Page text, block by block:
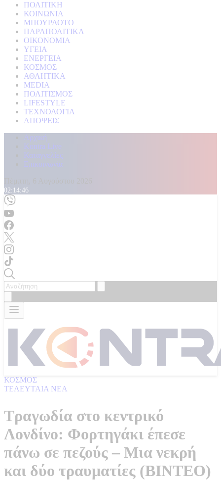
ΠΟΛΙΤΙΚΗ
ΚΟΙΝΩΝΙΑ
ΜΠΟΥΡΛΟΤΟ
ΠΑΡΑΠΟΛΙΤΙΚΑ
ΟΙΚΟΝΟΜΙΑ
ΥΓΕΙΑ
ΕΝΕΡΓΕΙΑ
ΚΟΣΜΟΣ
ΑΘΛΗΤΙΚΑ
MEDIA
ΠΟΛΙΤΙΣΜΟΣ
LIFESTYLE
ΤΕΧΝΟΛΟΓΙΑ
ΑΠΟΨΕΙΣ
Αρχική
Kontra Live
Καταγγελίες
Επικοινωνία
02:14:47
ΚΟΣΜΟΣ
ΤΕΛΕΥΤΑΙΑ ΝΕΑ
Τραγωδία στο κεντρικό
Λονδίνο: Φορτηγάκι έπεσε
πάνω σε πεζούς – Μια νεκρή
και δύο τραυματίες (ΒΙΝΤΕΟ)